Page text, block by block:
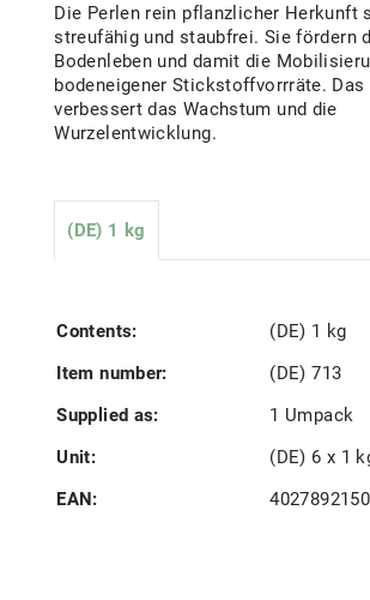
Die Perlen rein pflanzlicher Herkunft
streufähig und staubfrei. Sie fördern
Bodenleben und damit die
bodeneigener Stickstoffvorrräte. Das
verbessert das Wachstum und die
Wurzelentwicklung.
(DE) 1 kg
Contents:
(DE) 1 kg
Item number:
(DE) 713
Supplied as:
1 Umpack
Unit:
(DE) 6 x 1
EAN: